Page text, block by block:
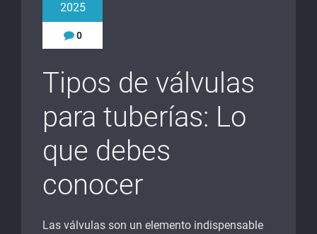
2025
0
Tipos de válvulas
para tuberías: Lo
que debes
conocer
Las válvulas son un elemento indispensable